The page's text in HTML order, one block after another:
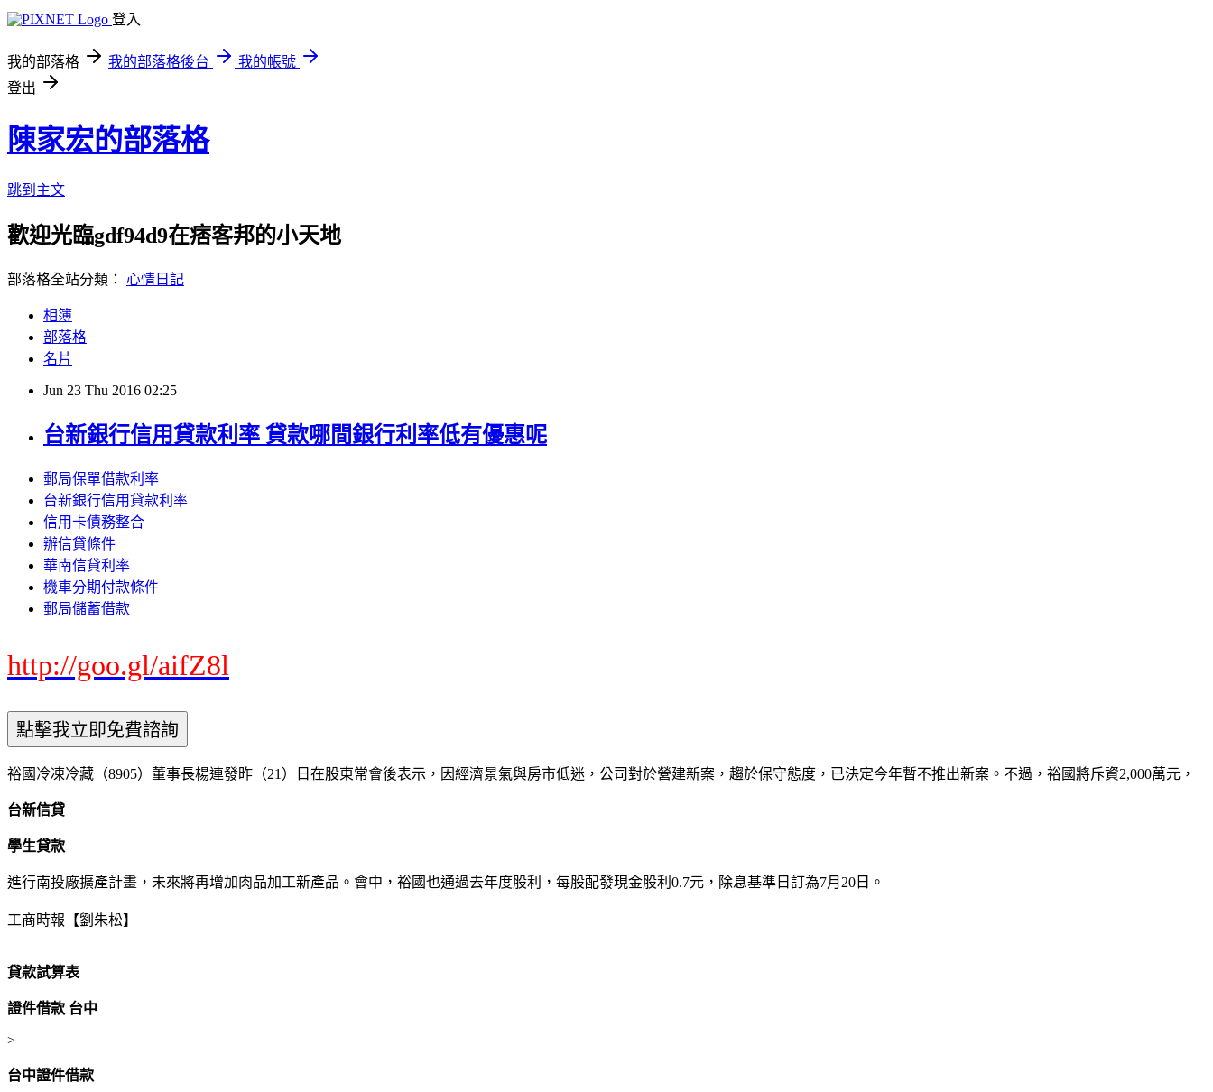
登入
我的部落格 我的部落格後台
我的帳號
登出
陳家宏的部落格
跳到主文
歡迎光臨gdf94d9在痞客邦的小天地
部落格全站分類： 心情日記
相簿
部落格
名片
Jun 23 Thu 2016 02:25
台新銀行信用貸款利率 貸款哪間銀行利率低有優惠呢
郵局保單借款利率
台新銀行信用貸款利率
信用卡債務整合
辦信貸條件
華南信貸利率
機車分期付款條件
郵局儲蓄借款
http://goo.gl/aifZ8l
裕國冷凍冷藏（8905）董事長楊連發昨（21）日在股東常會後表示，因經濟景氣與房市低迷，公司對於營建新案，趨於保守態度，已決定今年暫不推出新案。不過，裕國將斥資2,000萬元，
台新信貸
學生貸款
進行南投廠擴產計畫，未來將再增加肉品加工新產品。會中，裕國也通過去年度股利，每股配發現金股利0.7元，除息基準日訂為7月20日。
工商時報【劉朱松】
貸款試算表
證件借款 台中
>
台中證件借款